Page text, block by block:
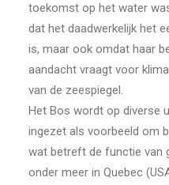
toekomst op het water
dat het daadwerkelijk het
is, maar ook omdat haar
aandacht vraagt voor
van de zeespiegel.
Het Bos wordt op diverse
ingezet als voorbeeld om
wat betreft de functie van
onder meer in Quebec